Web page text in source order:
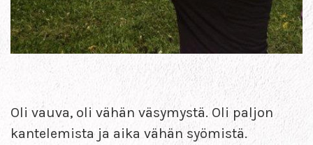
Oli vauva, oli vähän väsymystä. Oli paljon
kantelemista ja aika vähän syömistä.